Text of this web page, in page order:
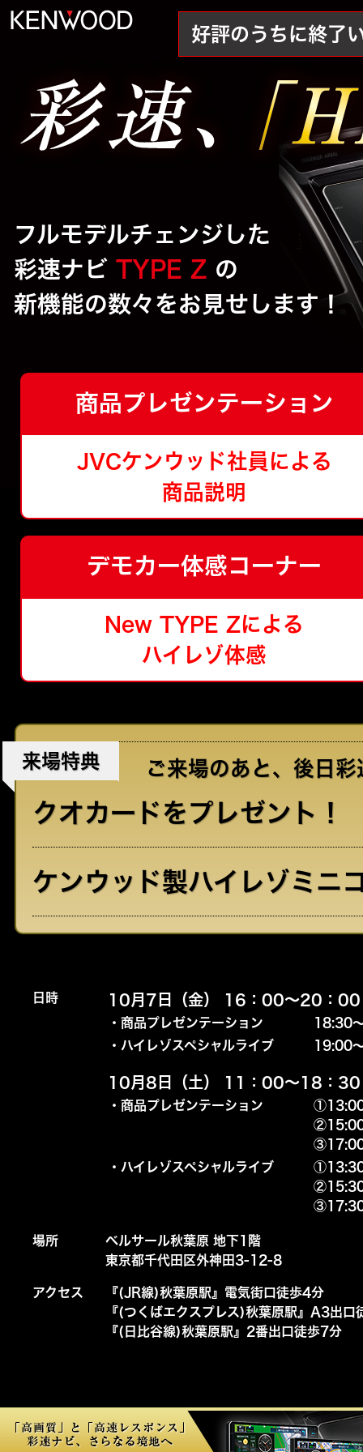
好評のうちに終了
フルモデルチェンジした
彩速ナビ TYPE Z の
新機能の数々をお見せします！
商品プレゼンテーション
JVCケンウッド社員による
商品説明
デモカー体感コーナー
New TYPE Zによる
ハイレゾ体感
来場特典 ご来場のあと、後日
クオカードをプレゼント！
ケンウッド製ハイレゾミニ
日時 10月7日（金） 16：00～20：00
・商品プレゼンテーション
18:30
・ハイレゾスペシャルライブ
19:00
10月8日（土） 11：00～18：30
・商品プレゼンテーション
・ハイレゾスペシャルライブ
場所
ベルサール秋葉原 地下1階
東京都千代田区外神田3-12-8
アクセス
『(JR線)秋葉原駅』電気街口徒歩4分
『(つくばエクスプレス)秋葉原駅』A3出口
『(日比谷線)秋葉原駅』2番出口徒歩7分